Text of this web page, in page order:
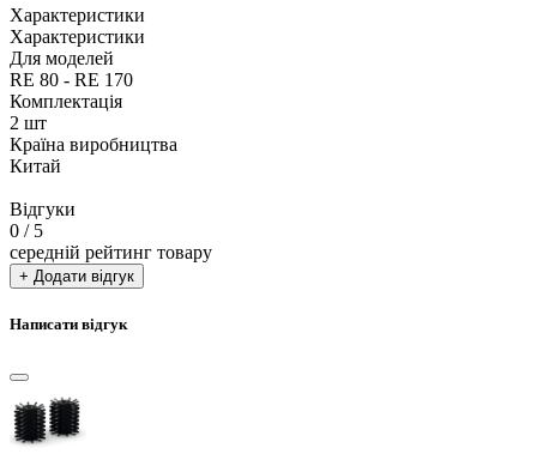
Характеристики
Характеристики
Для моделей
RE 80 - RE 170
Комплектація
2 шт
Країна виробництва
Китай
Відгуки
0 / 5
середній рейтинг товару
+ Додати відгук
Написати відгук